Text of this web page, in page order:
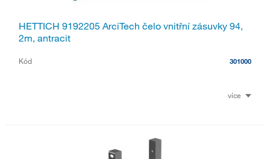
HETTICH 9192205 ArciTech čelo vnitřní zásuvky 94,
2m, antracit
Kód 301000
více